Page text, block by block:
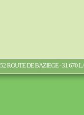
ROUTE DE BAZIEGE - 31 670